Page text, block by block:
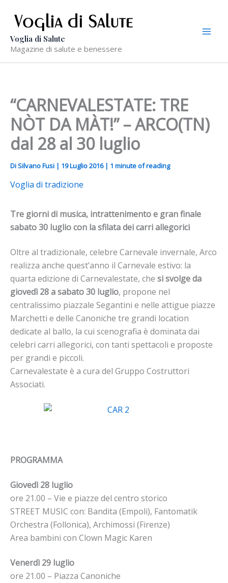
contenuto
Voglia di Salute
Magazine di salute e benessere
“CARNEVALESTATE: TRE
NÒT DA MÀT!” – ARCO(TN)
dal 28 al 30 luglio
DiSilvano Fusi | 19 Luglio 2016 | 1 minute of reading
Voglia di tradizione
Tre giorni di musica, intrattenimento e gran finale
sabato 30 luglio con la sfilata dei carri allegorici
Oltre al tradizionale, celebre Carnevale invernale, Arco
realizza anche quest’anno il Carnevale estivo: la
quarta edizione di Carnevalestate, che si svolge da
giovedì 28 a sabato 30 luglio, propone nel
centralissimo piazzale Segantini e nelle attigue piazze
Marchetti e delle Canoniche tre grandi location
dedicate al ballo, la cui scenografia è dominata dai
celebri carri allegorici, con tanti spettacoli e proposte
per grandi e piccoli.
Carnevalestate è a cura del Gruppo Costruttori
Associati.
PROGRAMMA
Giovedì 28 luglio
ore 21.00 – Vie e piazze del centro storico
STREET MUSIC con: Bandita (Empoli), Fantomatik
Orchestra (Follonica), Archimossi (Firenze)
Area bambini con Clown Magic Karen
Venerdì 29 luglio
ore 21.00 – Piazza Canoniche